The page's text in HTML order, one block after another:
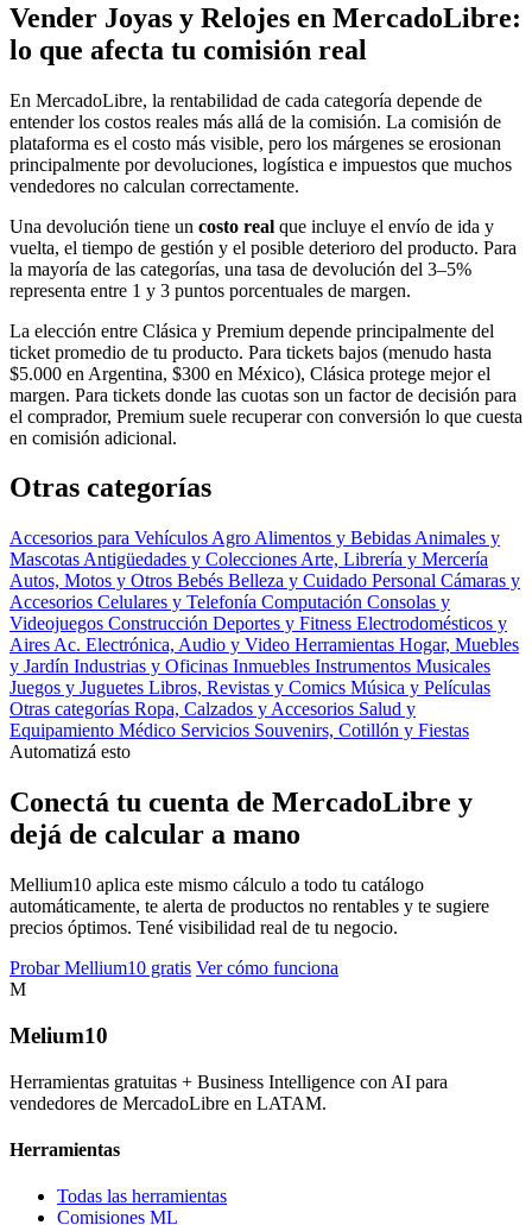
Vender Joyas y Relojes en MercadoLibre:
lo que afecta tu comisión real
En MercadoLibre, la rentabilidad de cada categoría depende de
entender los costos reales más allá de la comisión. La comisión de
plataforma es el costo más visible, pero los márgenes se erosionan
principalmente por devoluciones, logística e impuestos que muchos
vendedores no calculan correctamente.
Una devolución tiene un costo real que incluye el envío de ida y
vuelta, el tiempo de gestión y el posible deterioro del producto. Para
la mayoría de las categorías, una tasa de devolución del 3–5%
representa entre 1 y 3 puntos porcentuales de margen.
La elección entre Clásica y Premium depende principalmente del
ticket promedio de tu producto. Para tickets bajos (menudo hasta
$5.000 en Argentina, $300 en México), Clásica protege mejor el
margen. Para tickets donde las cuotas son un factor de decisión para
el comprador, Premium suele recuperar con conversión lo que cuesta
en comisión adicional.
Otras categorías
Accesorios para Vehículos Agro Alimentos y Bebidas Animales y
Mascotas Antigüedades y Colecciones Arte, Librería y Mercería
Autos, Motos y Otros Bebés Belleza y Cuidado Personal Cámaras y
Accesorios Celulares y Telefonía Computación Consolas y
Videojuegos Construcción Deportes y Fitness Electrodomésticos y
Aires Ac. Electrónica, Audio y Video Herramientas Hogar, Muebles
y Jardín Industrias y Oficinas Inmuebles Instrumentos Musicales
Juegos y Juguetes Libros, Revistas y Comics Música y Películas
Otras categorías Ropa, Calzados y Accesorios Salud y
Equipamiento Médico Servicios Souvenirs, Cotillón y Fiestas
Automatizá esto
Conectá tu cuenta de MercadoLibre y
dejá de calcular a mano
Mellium10 aplica este mismo cálculo a todo tu catálogo
automáticamente, te alerta de productos no rentables y te sugiere
precios óptimos. Tené visibilidad real de tu negocio.
Probar Mellium10 gratis Ver cómo funciona
M
Melium10
Herramientas gratuitas + Business Intelligence con AI para
vendedores de MercadoLibre en LATAM.
Herramientas
Todas las herramientas
Comisiones ML